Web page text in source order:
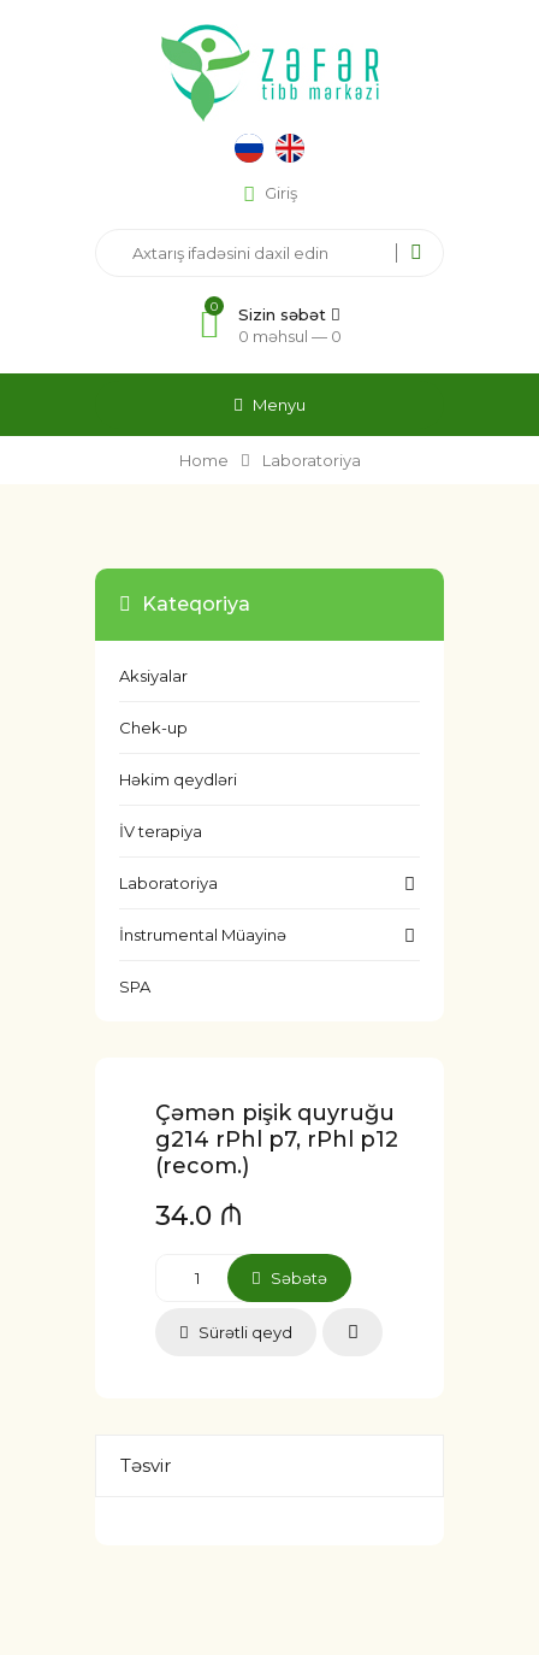
Giriş
0
Sizin səbət
0 məhsul — 0
Menyu
Home Laboratoriya
Kateqoriya
Aksiyalar
Chek-up
Həkim qeydləri
İV terapiya
Laboratoriya
İnstrumental Müayinə
SPA
Çəmən pişik quyruğu
g214 rPhl p7, rPhl p12
(recom.)
34.0 ₼
Səbətə
Sürətli qeyd
Təsvir